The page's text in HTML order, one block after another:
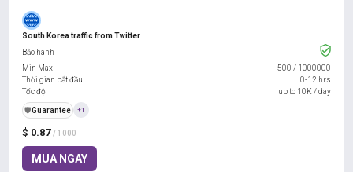
South Korea traffic from Twitter
$ 0.87 / 1000
MUA NGAY
Bảo hành
Min Max
500 / 1000000
Thời gian bắt đầu
0-12 hrs
Tốc độ
up to 10K / day
️🛡️Guarantee +1